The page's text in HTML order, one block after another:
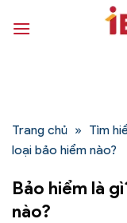
qua
Trang chủ » Tìm
loại bảo hiểm nào?
Bảo hiểm là
nào?